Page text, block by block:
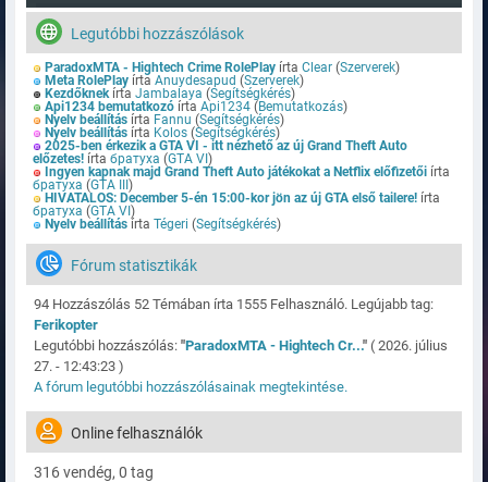
Legutóbbi hozzászólások
ParadoxMTA - Hightech Crime RolePlay írta Clear (Szerverek)
Meta RolePlay írta Anuydesapud (Szerverek)
Kezdőknek írta Jambalaya (Segítségkérés)
Api1234 bemutatkozó írta Api1234 (Bemutatkozás)
Nyelv beállítás írta Fannu (Segítségkérés)
Nyelv beállítás írta Kolos (Segítségkérés)
2025-ben érkezik a GTA VI - itt nézhető az új Grand Theft Auto
előzetes! írta братуха (GTA VI )
Ingyen kapnak majd Grand Theft Auto játékokat a Netflix előfizetői írta
братуха (GTA III )
HIVATALOS: December 5-én 15:00-kor jön az új GTA első tailere! írta
братуха (GTA VI )
Nyelv beállítás írta Tégeri (Segítségkérés)
Fórum statisztikák
94 Hozzászólás 52 Témában írta 1555 Felhasználó. Legújabb tag:
Ferikopter
Legutóbbi hozzászólás: "ParadoxMTA - Hightech Cr..."( 2026. július
27. - 12:43:23 )
A fórum legutóbbi hozzászólásainak megtekintése.
Online felhasználók
316 vendég, 0 tag